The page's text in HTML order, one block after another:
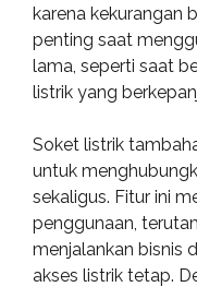
karena kekurangan
penting saat
lama, seperti saat
listrik yang
Soket listrik
untuk
sekaligus. Fitur ini
penggunaan,
menjalankan bisnis
akses listrik tetap.